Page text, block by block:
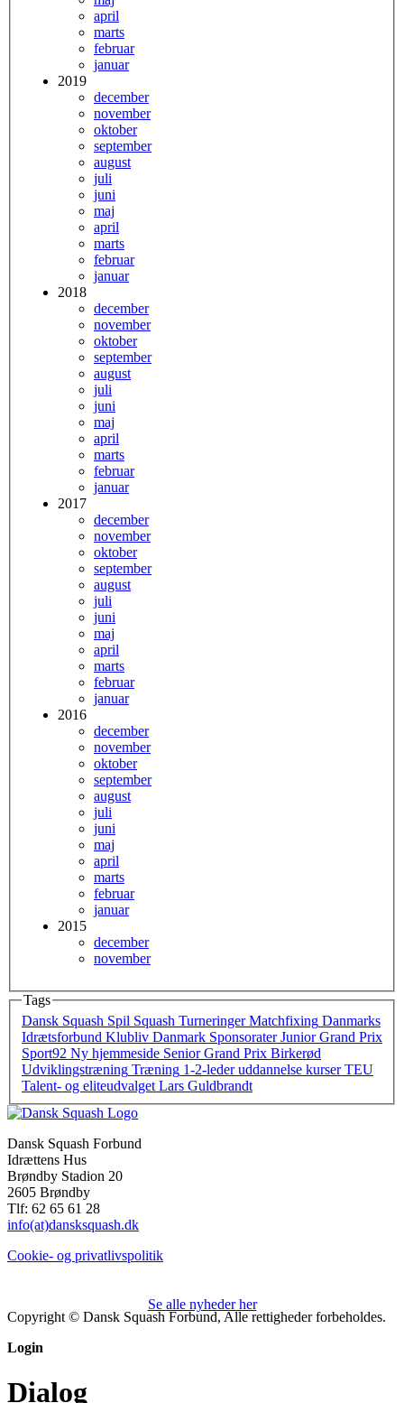
april
marts
februar
januar
2019
december
november
oktober
september
august
juli
juni
maj
april
marts
februar
januar
2018
december
november
oktober
september
august
juli
juni
maj
april
marts
februar
januar
2017
december
november
oktober
september
august
juli
juni
maj
april
marts
februar
januar
2016
december
november
oktober
september
august
juli
juni
maj
april
marts
februar
januar
2015
december
november
Tags
Dansk Squash Spil Squash Turneringer Matchfixing Danmarks
Idrætsforbund Klubliv Danmark Sponsorater Junior Grand Prix
Sport92 Ny hjemmeside Senior Grand Prix Birkerød
Udviklingstræning Træning 1-2-leder uddannelse kurser TEU
Talent- og eliteudvalget Lars Guldbrandt
Dansk Squash Forbund
Idrættens Hus
Brøndby Stadion 20
2605 Brøndby
Tlf: 62 65 61 28
info(at)dansksquash.dk
Cookie- og privatlivspolitik
Se alle nyheder her
Copyright © Dansk Squash Forbund, Alle rettigheder forbeholdes.
Login
Dialog